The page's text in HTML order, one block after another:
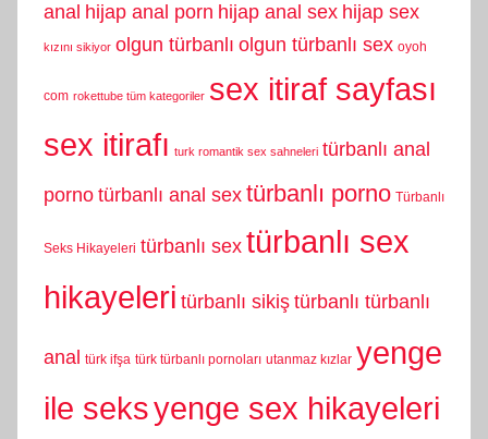
anal hijap anal porn hijap anal sex hijap sex
kızını sikiyor olgun türbanlı olgun türbanlı sex oyoh
com rokettube tüm kategoriler sex itiraf sayfası
sex itirafı turk romantik sex sahneleri türbanlı anal
porno türbanlı anal sex türbanlı porno Türbanlı
Seks Hikayeleri türbanlı sex türbanlı sex
hikayeleri türbanlı sikiş türbanlı türbanlı
anal türk ifşa türk türbanlı pornoları utanmaz kızlar yenge
ile seksyenge sex hikayeleri